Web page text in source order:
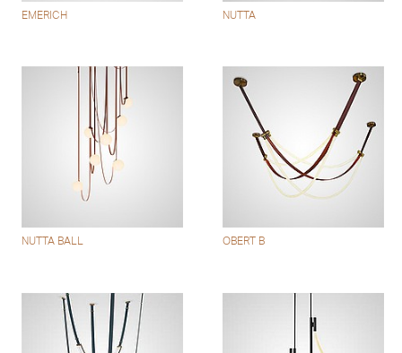
EMERICH NUTTA
NUTTA BALL OBERT B